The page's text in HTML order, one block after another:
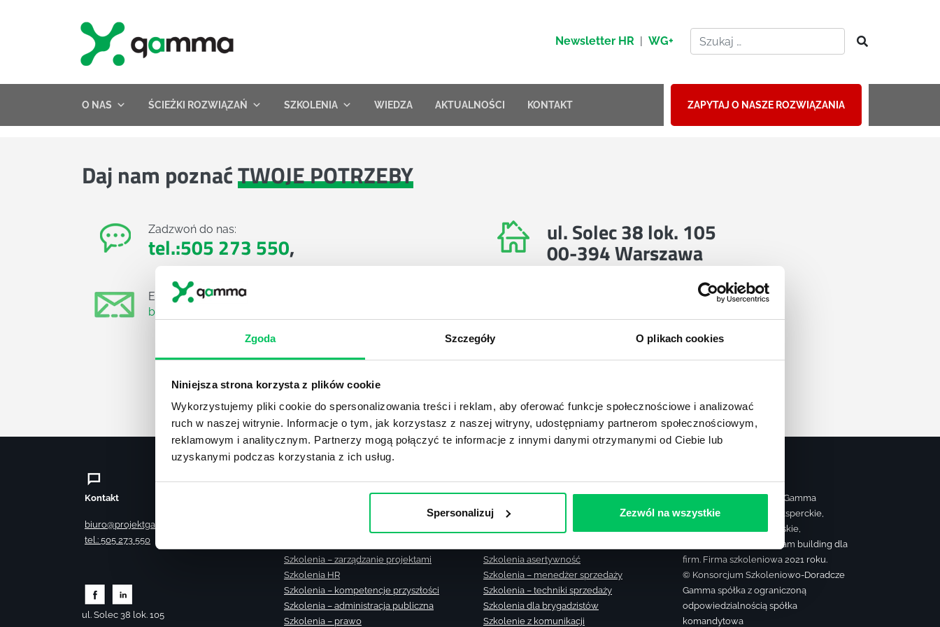
Zgoda Szczegóły O plikach cookies
Niniejsza strona korzysta z plików cookie
Wykorzystujemy pliki cookie do spersonalizowania treści i reklam, aby oferować funkcje społecznościowe i analizować
ruch w naszej witrynie. Informacje o tym, jak korzystasz z naszej witryny, udostępniamy partnerom społecznościowym,
reklamowym i analitycznym. Partnerzy mogą połączyć te informacje z innymi danymi otrzymanymi od Ciebie lub
uzyskanymi podczas korzystania z ich usług.
Spersonalizuj Zezwól na wszystkie
Newsletter HR | WG+
O NAS ŚCIEŻKI ROZWIĄZAŃ SZKOLENIA WIEDZA AKTUALNOŚCI KONTAKT ZAPYTAJ O NASZE ROZWIĄZANIA
Daj nam poznaćTWOJE POTRZEBY
Zadzwoń do nas:
tel.:505 273 550,
E-mail:
biuro@projektgamma.pl
ul. Solec 38 lok. 105
00-394 Warszawa
Zobacz mapę
lub użyj formularza
ZAPYTAJ O NASZE ROZWIĄZANIA
Kontakt
biuro@projektgamma.pl
tel.: 505 273 550
ul. Solec 38 lok. 105
Szkolenia zamknięte
Szkolenia sprzedażowe
Szkolenia – zarządzanie projektami
Szkolenia HR
Szkolenia – kompetencje przyszłości
Szkolenia – administracja publiczna
Szkolenia – prawo
Szkolenia – zarządzanie zmianą
Szkolenia – zarządzanie czasem
Szkolenie – zarządzanie sprzedażą
Szkolenia asertywność
Szkolenia – menedżer sprzedaży
Szkolenia – techniki sprzedaży
Szkolenia dla brygadzistów
Szkolenie z komunikacji
Strona należy do grupy Gamma
realizującej szkolenia eksperckie,
sprzedażowe, managerskie,
farmaceutyczne oraz team building dla
firm. Firma szkoleniowa 2021 roku.
© Konsorcjum Szkoleniowo-Doradcze
Gamma spółka z ograniczoną
odpowiedzialnością spółka
komandytowa